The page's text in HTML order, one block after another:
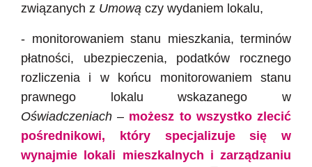
związanych z Umową czy wydaniem lokalu,
- monitorowaniem stanu mieszkania, terminów
płatności, ubezpieczenia, podatków rocznego
rozliczenia i w końcu monitorowaniem stanu
prawnego lokalu wskazanego w
Oświadczeniach – możesz to wszystko zlecić
pośrednikowi, który specjalizuje się w
wynajmie lokali mieszkalnych i zarządzaniu